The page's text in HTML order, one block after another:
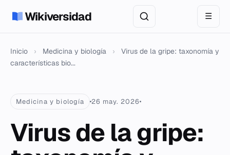
Wikiversidad ☰
Inicio › Medicina y biología ›
Virus de la gripe: taxonomía y
características bio...
Medicina y biología 26 may. 2026
Virus de la gripe: